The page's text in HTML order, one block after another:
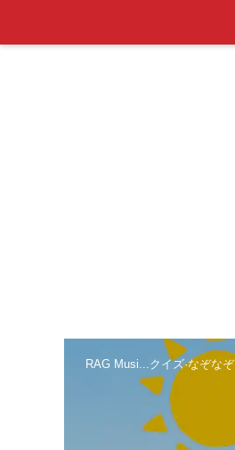
RAG Musi...クイズ·なぞなぞ